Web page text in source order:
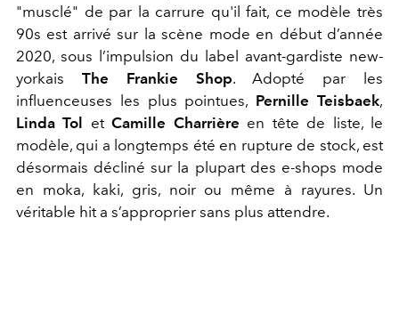
"musclé" de par la carrure qu'il fait, ce modèle très
90s est arrivé sur la scène mode en début d’année
2020, sous l’impulsion du label avant-gardiste new-
yorkais The Frankie Shop. Adopté par les
influenceuses les plus pointues, Pernille Teisbaek,
Linda Tol
etCamille Charrière en tête de liste, le
modèle, qui a longtemps été en rupture de stock, est
désormais décliné sur la plupart des e-shops mode
en moka, kaki, gris, noir ou même à rayures. Un
véritable hit a s’approprier sans plus attendre.